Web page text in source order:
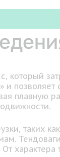
который
и
плавную
таких